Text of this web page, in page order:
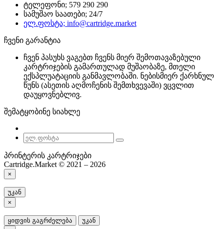
ტელეფონი; 579 290 290
სამუშაო საათები; 24/7
ელ.ფოსტა; info@cartridge.market
ჩვენი გარანტია
ჩვენ პასუხს ვაგებთ ჩვენს მიერ შემოთავაზებული
კარტრიჯების გამართულად მუშაობაზე, მთელი
ექსპლუატაციის განმავლობაში. ნებისმიერ ქარხნულ
წუნს (ასეთის აღმოჩენის შემთხვევაში) ვცვლით
დაუყოვნებლივ.
შემატყობინე სიახლე
პრინტერის კარტრიჯები
Cartridge.Market © 2021 – 2026
×
უკან
×
ყიდვის გაგრძელება
უკან